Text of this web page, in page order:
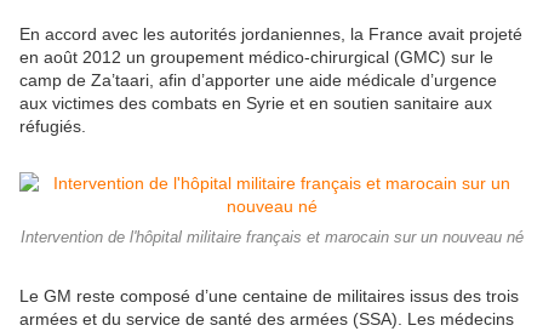
En accord avec les autorités jordaniennes, la France avait projeté
en août 2012 un groupement médico-chirurgical (GMC) sur le
camp de Za’taari, afin d’apporter une aide médicale d’urgence
aux victimes des combats en Syrie et en soutien sanitaire aux
réfugiés.
Intervention de l'hôpital militaire français et marocain sur un nouveau né
Le GM reste composé d’une centaine de militaires issus des trois
armées et du service de santé des armées (SSA). Les médecins